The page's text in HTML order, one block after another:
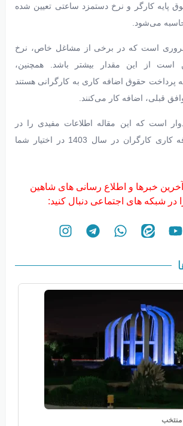
حقوق پایه کارگر و نرخ دستمزد ساعتی تعیین شده
می‌شود.
است که در برخی از مشاغل خاص، نرخ
است از این مقدار بیشتر باشد. همچنین،
پرداخت حقوق اضافه کاری به کارگرانی هستند
قبلی، اضافه کار می‌کنند.
است که این مقاله اطلاعات مفیدی را در
خصوص حقوق اضافه کاری کارگران در سال 1403 در اختیار شما
آخرین خبرها و اطلاع رسانی های شاهین
در شبکه های اجتماعی دنبال کنید:
منتخب